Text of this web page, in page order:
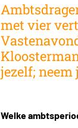
met vier
jezelf; neem
Welke